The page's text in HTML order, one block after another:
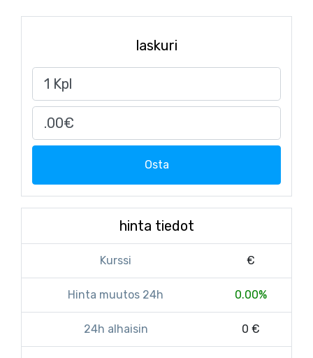
laskuri
Osta
hinta tiedot
Kurssi €
Hinta muutos 24h 0.00%
24h alhaisin 0 €